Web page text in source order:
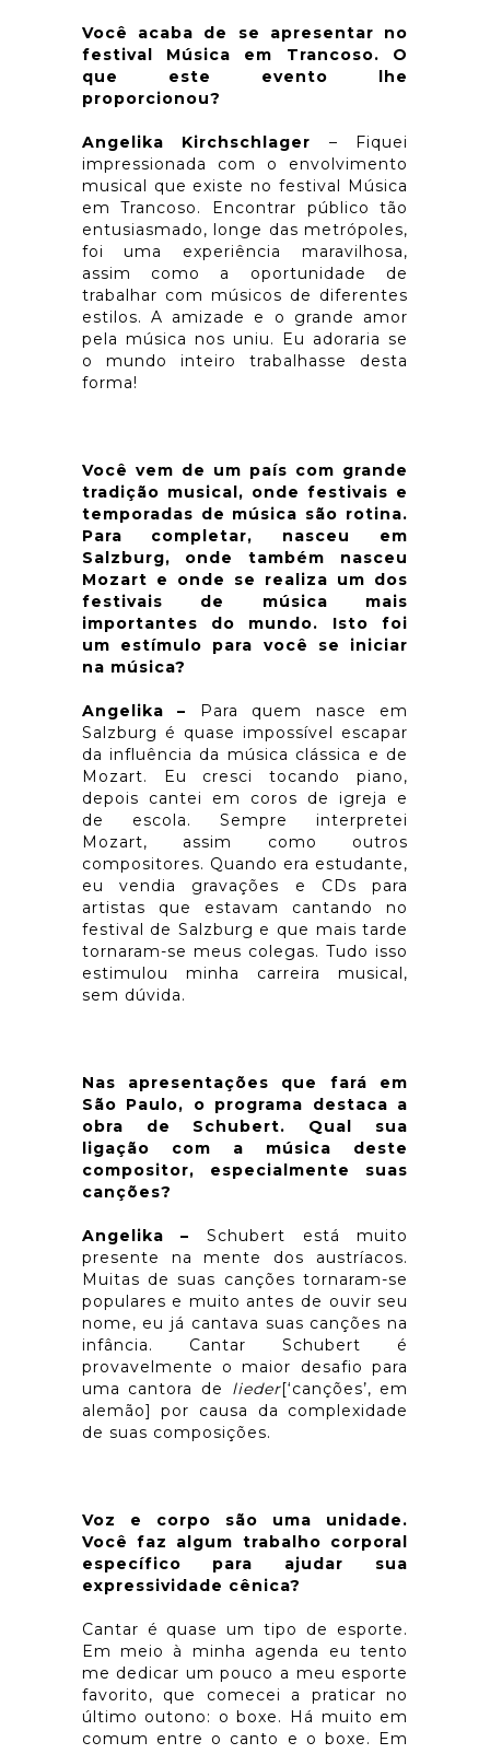
Você acaba de se apresentar no
festival Música em Trancoso. O
que este evento lhe
proporcionou?
Angelika Kirchschlager – Fiquei
impressionada com o envolvimento
musical que existe no festival Música
em Trancoso. Encontrar público tão
entusiasmado, longe das metrópoles,
foi uma experiência maravilhosa,
assim como a oportunidade de
trabalhar com músicos de diferentes
estilos. A amizade e o grande amor
pela música nos uniu. Eu adoraria se
o mundo inteiro trabalhasse desta
forma!
Você vem de um país com grande
tradição musical, onde festivais e
temporadas de música são rotina.
Para completar, nasceu em
Salzburg, onde também nasceu
Mozart e onde se realiza um dos
festivais de música mais
importantes do mundo. Isto foi
um estímulo para você se iniciar
na música?
Angelika – Para quem nasce em
Salzburg é quase impossível escapar
da influência da música clássica e de
Mozart. Eu cresci tocando piano,
depois cantei em coros de igreja e
de escola. Sempre interpretei
Mozart, assim como outros
compositores. Quando era estudante,
eu vendia gravações e CDs para
artistas que estavam cantando no
festival de Salzburg e que mais tarde
tornaram-se meus colegas. Tudo isso
estimulou minha carreira musical,
sem dúvida.
Nas apresentações que fará em
São Paulo, o programa destaca a
obra de Schubert. Qual sua
ligação com a música deste
compositor, especialmente suas
canções?
Angelika – Schubert está muito
presente na mente dos austríacos.
Muitas de suas canções tornaram-se
populares e muito antes de ouvir seu
nome, eu já cantava suas canções na
infância. Cantar Schubert é
provavelmente o maior desafio para
uma cantora de lieder[‘canções’, em
alemão] por causa da complexidade
de suas composições.
Voz e corpo são uma unidade.
Você faz algum trabalho corporal
específico para ajudar sua
expressividade cênica?
Cantar é quase um tipo de esporte.
Em meio à minha agenda eu tento
me dedicar um pouco a meu esporte
favorito, que comecei a praticar no
último outono: o boxe. Há muito em
comum entre o canto e o boxe. Em